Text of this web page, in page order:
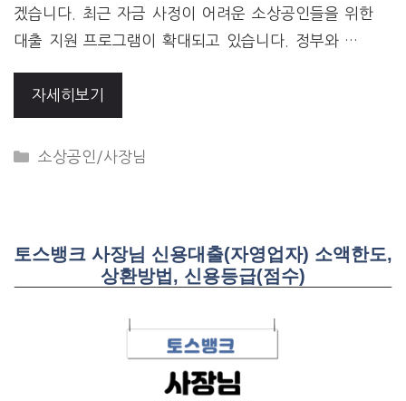
겠습니다. 최근 자금 사정이 어려운 소상공인들을 위한
대출 지원 프로그램이 확대되고 있습니다. 정부와 …
자세히보기
CATEGORIES
소상공인/사장님
토스뱅크 사장님 신용대출(자영업자) 소액한도,
상환방법, 신용등급(점수)